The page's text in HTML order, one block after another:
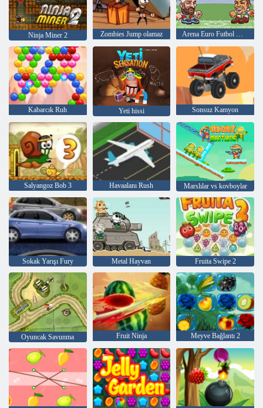
Ninja Miner 2 Zombies Jump olamaz Arena Euro Futbol Heads
Kabarcık Ruh Yeti hissi Sonsuz Kamyon
Salyangoz Bob 3 Havaalanı Rush Marslılar vs kovboylar
Sokak Yarışı Fury Metal Hayvan Fruita Swipe 2
Oyuncak Savunma Fruit Ninja Meyve Bağlantı 2